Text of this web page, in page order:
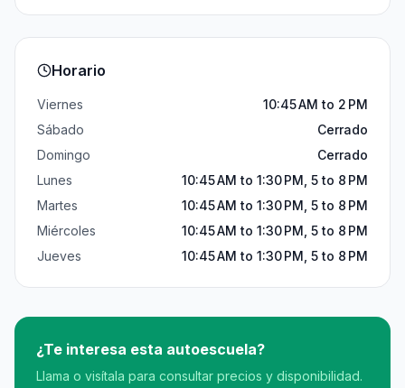
Horario
Viernes
10:45 AM to 2 PM
Sábado
Cerrado
Domingo
Cerrado
Lunes
10:45 AM to 1:30 PM, 5 to 8 PM
Martes
10:45 AM to 1:30 PM, 5 to 8 PM
Miércoles
10:45 AM to 1:30 PM, 5 to 8 PM
Jueves
10:45 AM to 1:30 PM, 5 to 8 PM
¿Te interesa esta autoescuela?
Llama o visítala para consultar precios y disponibilidad.